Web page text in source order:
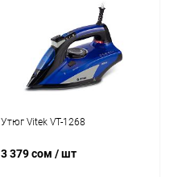
Утюг Vitek VT-1268
3 379 сом / шт